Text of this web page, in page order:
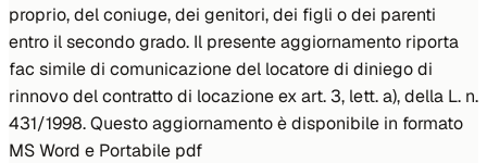
proprio, del coniuge, dei genitori, dei figli o dei parenti
entro il secondo grado. Il presente aggiornamento riporta
fac simile di comunicazione del locatore di diniego di
rinnovo del contratto di locazione ex art. 3, lett. a), della L. n.
431/1998. Questo aggiornamento è disponibile in formato
MS Word e Portabile pdf